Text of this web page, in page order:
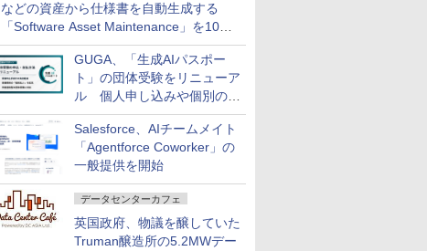
などの資産から仕様書を自動生成する
「Software Asset Maintenance」を10月
に発売
GUGA、「生成AIパスポー
ト」の団体受験をリニューア
ル 個人申し込みや個別の支
払いなどに対応
Salesforce、AIチームメイト
「Agentforce Coworker」の
一般提供を開始
データセンターカフェ
英国政府、物議を醸していた
Truman醸造所の5.2MWデー